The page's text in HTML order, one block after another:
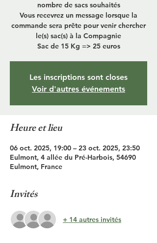
nombre de sacs souhaités
Vous recevrez un message lorsque la
commande sera prête pour venir chercher
le(s) sac(s) à la Compagnie
Sac de 15 Kg => 25 euros
Les inscriptions sont closes
Voir d'autres événements
Heure et lieu
06 oct. 2025, 19:00 – 23 oct. 2025, 23:50
Eulmont, 4 allée du Pré-Harbois, 54690
Eulmont, France
Invités
+ 14 autres invités